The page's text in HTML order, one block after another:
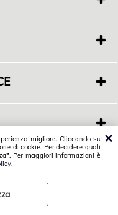
migliore. Cliccando su
di cookie. Per decidere quali
Per maggiori informazioni è
.
Snc
(VT)
nostre novità?
i diritti riservati.